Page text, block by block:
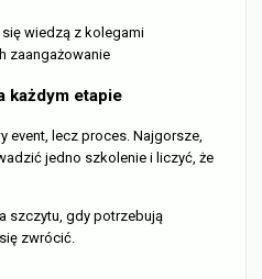
wiedzą z kolegami
zaangażowanie
każdym etapie
event, lecz proces. Najgorsze,
jedno szkolenie i liczyć, że
szczytu, gdy potrzebują
zwrócić.